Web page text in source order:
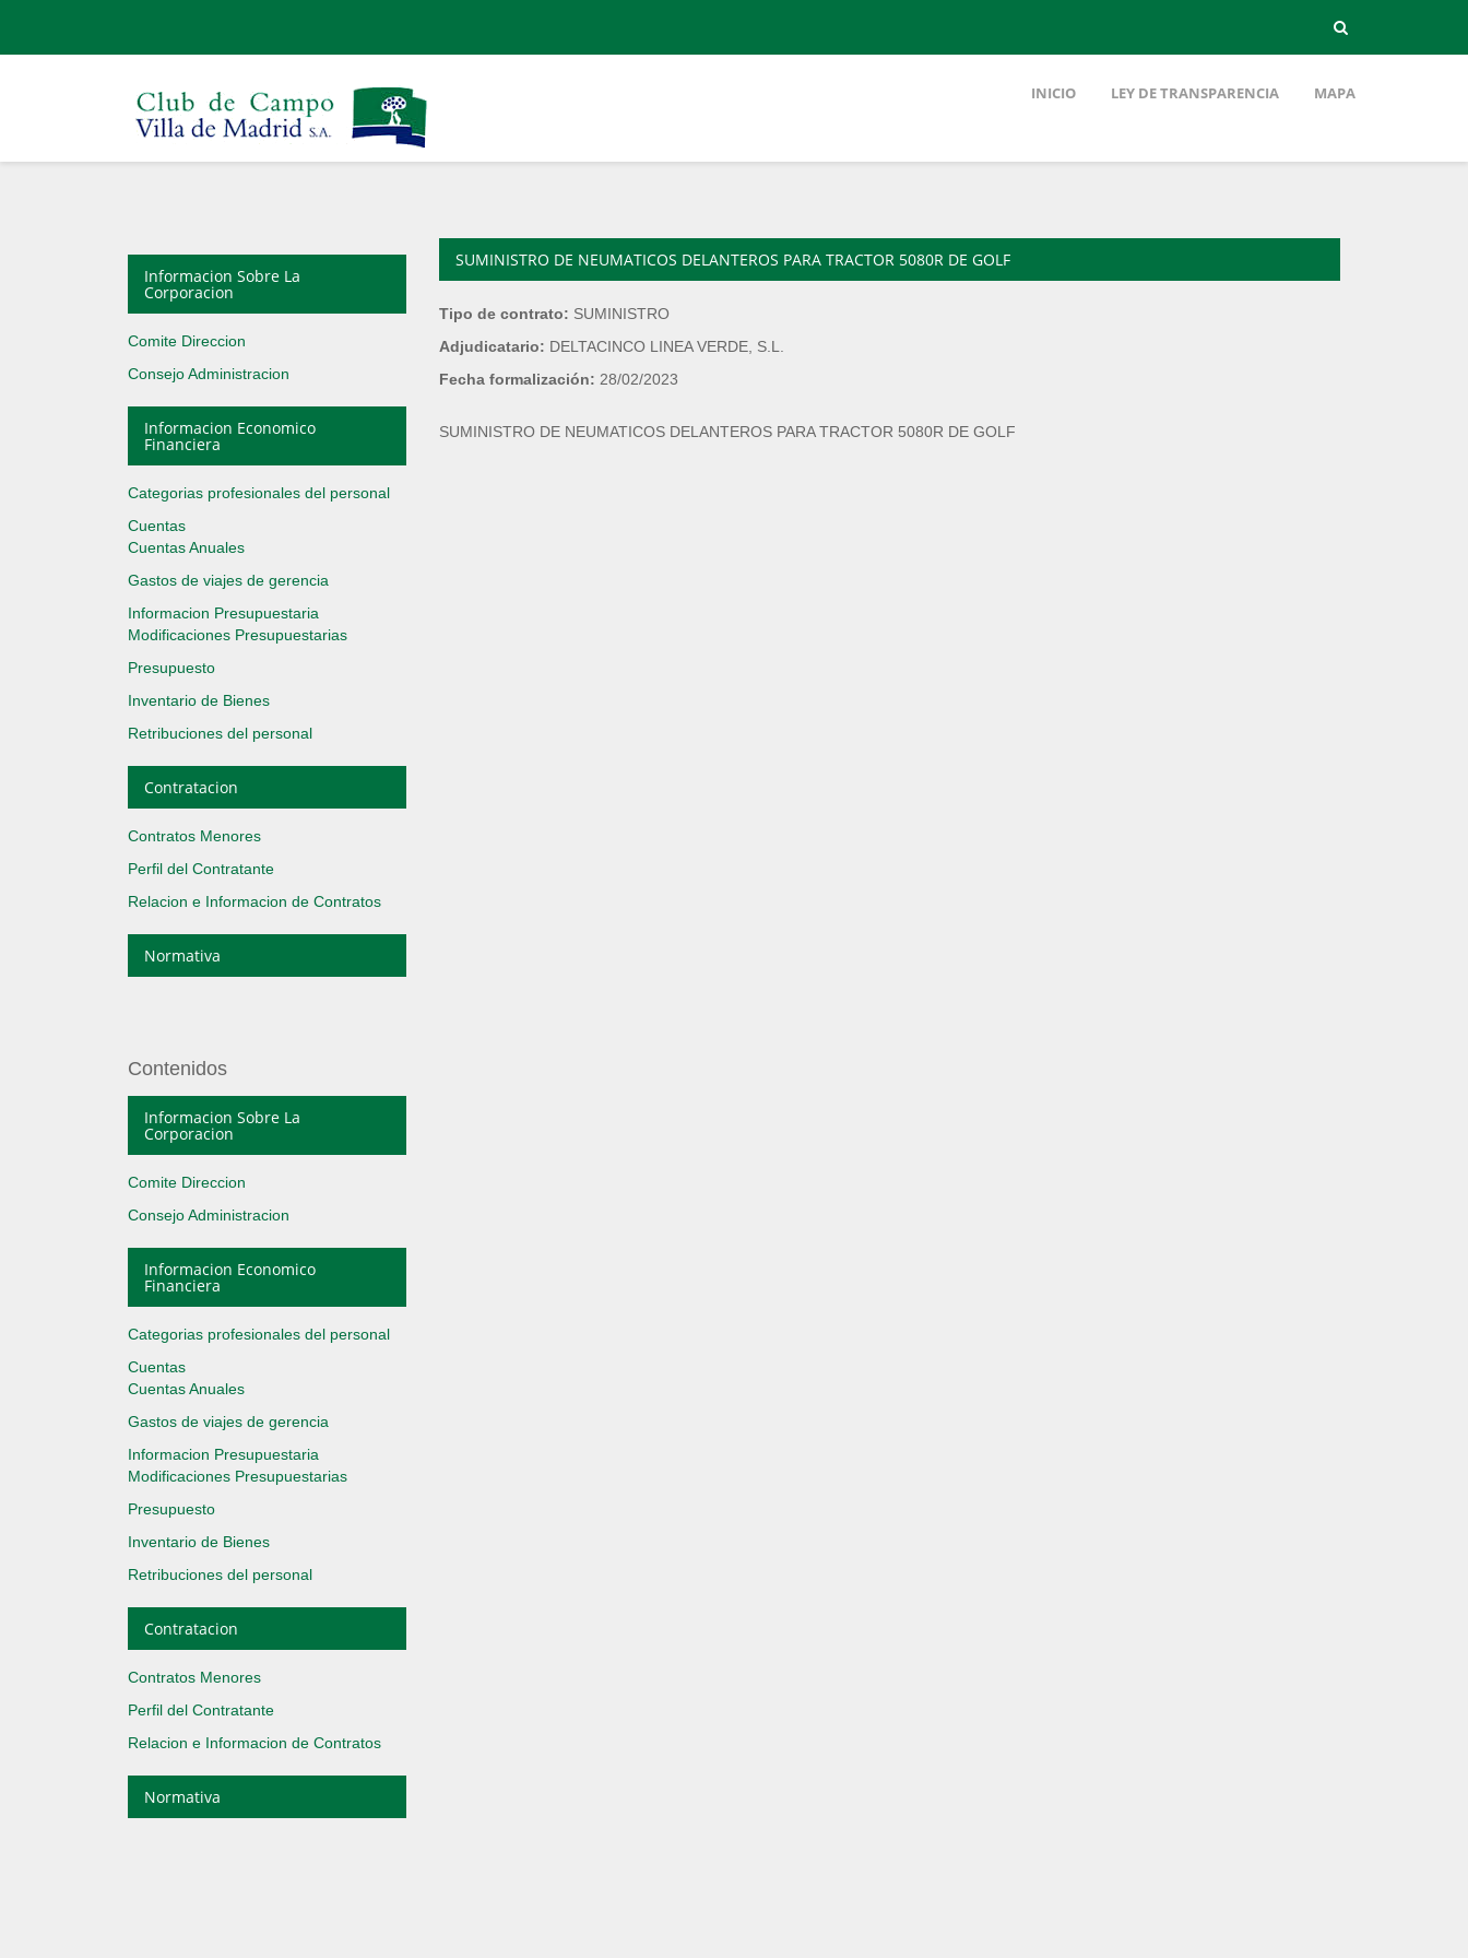
INICIO LEY DE TRANSPARENCIA MAPA
Informacion Sobre La
Corporacion
Comite Direccion
Consejo Administracion
Informacion Economico
Financiera
Categorias profesionales del personal
Cuentas
Cuentas Anuales
Gastos de viajes de gerencia
Informacion Presupuestaria
Modificaciones Presupuestarias
Presupuesto
Inventario de Bienes
Retribuciones del personal
Contratacion
Contratos Menores
Perfil del Contratante
Relacion e Informacion de Contratos
Normativa
Contenidos
Informacion Sobre La
Corporacion
Comite Direccion
Consejo Administracion
Informacion Economico
Financiera
Categorias profesionales del personal
Cuentas
Cuentas Anuales
Gastos de viajes de gerencia
Informacion Presupuestaria
Modificaciones Presupuestarias
Presupuesto
Inventario de Bienes
Retribuciones del personal
Contratacion
Contratos Menores
Perfil del Contratante
Relacion e Informacion de Contratos
Normativa
SUMINISTRO DE NEUMATICOS DELANTEROS PARA TRACTOR 5080R DE GOLF
Tipo de contrato: SUMINISTRO
Adjudicatario: DELTACINCO LINEA VERDE, S.L.
Fecha formalización: 28/02/2023
SUMINISTRO DE NEUMATICOS DELANTEROS PARA TRACTOR 5080R DE GOLF